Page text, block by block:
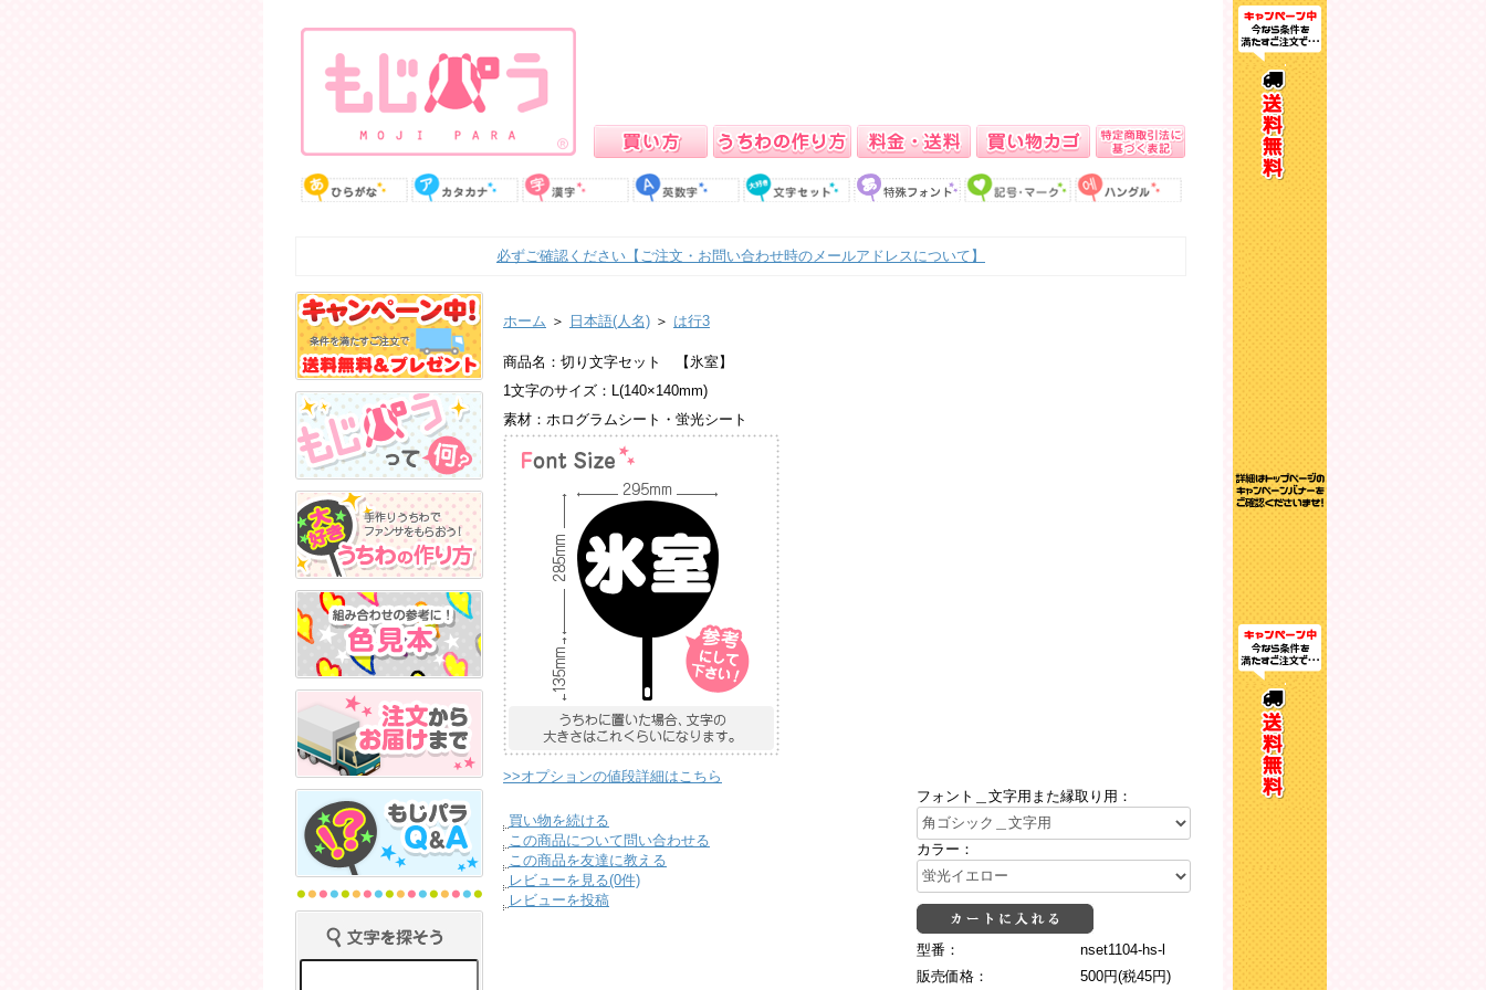
必ずご確認ください【ご注文・お問い合わせ時のメールアドレスについて】
ホーム ＞ 日本語(人名) ＞ は行3
商品名：切り文字セット 【氷室】
1文字のサイズ：L(140×140mm)
素材：ホログラムシート・蛍光シート
>>オプションの値段詳細はこちら
フォント＿文字用また縁取り用：
カラー：
型番：
nset1104-hs-l
販売価格：
500円(税45円)
買い物を続ける
この商品について問い合わせる
この商品を友達に教える
レビューを見る(0件)
レビューを投稿